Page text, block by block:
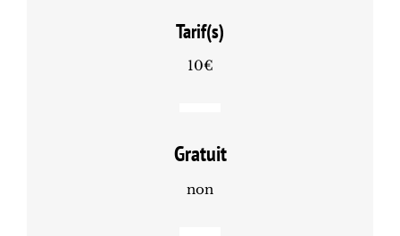
Tarif(s)
10€
Gratuit
non